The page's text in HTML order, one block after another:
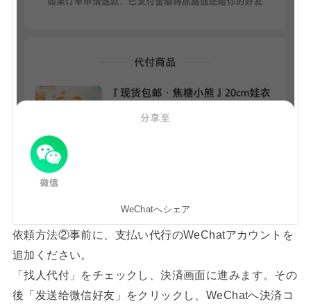
WeChatへシェア
依頼方法②事前に、支払い代行のWeChatアカウントを
追加ください。
「找人代付」をチェックし、決済画面に進みます。その
後「发送给微信好友」をクリックし、WeChatへ決済コ